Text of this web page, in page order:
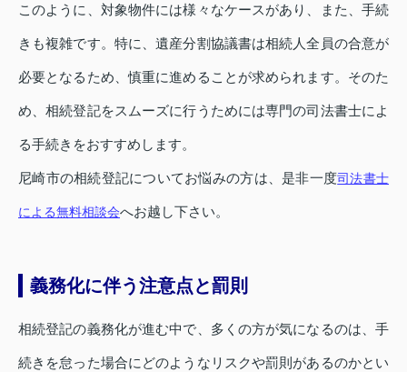
このように、対象物件には様々なケースがあり、また、手続
きも複雑です。特に、遺産分割協議書は相続人全員の合意が
必要となるため、慎重に進めることが求められます。そのた
め、相続登記をスムーズに行うためには専門の司法書士によ
る手続きをおすすめします。
尼崎市の相続登記についてお悩みの方は、是非一度司法書士
による無料相談会へお越し下さい。
義務化に伴う注意点と罰則
相続登記の義務化が進む中で、多くの方が気になるのは、手
続きを怠った場合にどのようなリスクや罰則があるのかとい